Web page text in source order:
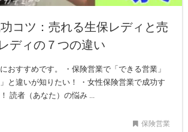
コツ：売れる生保レディと売
ディの７つの違い
おすすめです。 ・保険営業で「できる営業」
と違いが知りたい！ ・女性保険営業で成功す
読者（あなた）の悩み ...
保険営業